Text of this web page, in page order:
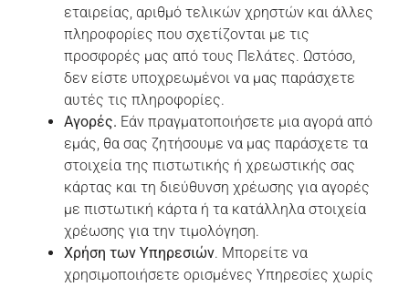
εταιρείας, αριθμό τελικών χρηστών και άλλες
πληροφορίες που σχετίζονται με τις
προσφορές μας από τους Πελάτες. Ωστόσο,
δεν είστε υποχρεωμένοι να μας παράσχετε
αυτές τις πληροφορίες.
Αγορές. Εάν πραγματοποιήσετε μια αγορά από
εμάς, θα σας ζητήσουμε να μας παράσχετε τα
στοιχεία της πιστωτικής ή χρεωστικής σας
κάρτας και τη διεύθυνση χρέωσης για αγορές
με πιστωτική κάρτα ή τα κατάλληλα στοιχεία
χρέωσης για την τιμολόγηση.
Χρήση των Υπηρεσιών. Μπορείτε να
χρησιμοποιήσετε ορισμένες Υπηρεσίες χωρίς